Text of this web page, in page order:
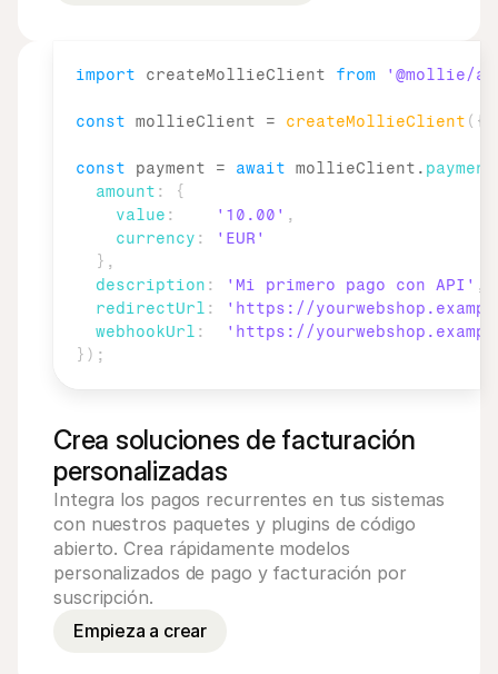
import createMollieClient from '@mollie/
const mollieClient = createMollieClient ( {
const payment = await mollieClient .
amount :
{
value : '10.00' ,
currency :
'EUR'
} ,
description : 'Mi primero pago con API' ,
redirectUrl :
'https://
webhookUrl :
'https://
} ) ;
Crea soluciones de facturación
personalizadas
Integra los pagos recurrentes en tus sistemas
con nuestros paquetes y plugins de código
abierto. Crea rápidamente modelos
personalizados de pago y facturación por
suscripción.
Empieza a crear